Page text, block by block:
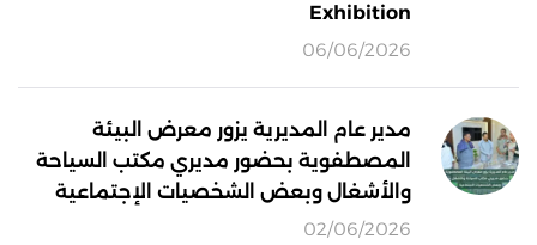
Exhibition
06/06/2026
مدير عام المديرية يزور معرض البيئة
المصطفوية بحضور مديري مكتب السياحة
والأشغال وبعض الشخصيات الإجتماعية
02/06/2026